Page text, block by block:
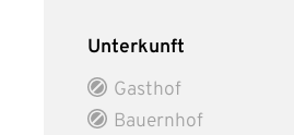
Unterkunft
Gasthof
Bauernhof